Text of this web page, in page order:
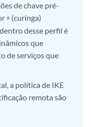
de chave pré-
* (curinga)
desse perfil é
que
de serviços que
a política de IKE
remota são